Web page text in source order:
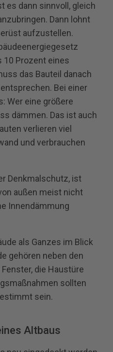
es dann sinnvoll, gleich
Dann lohnt
aufzustellen.
10 Prozent eines
das Bauteil danach
Bei einer
Wer eine größere
dämmen. Das ist auch
verlieren viel
und verbrauchen
Denkmalschutz, ist
außen meist nicht
Innendämmung
als Ganzes im Blick
gehören neben den
die Haustüre
sollten
sein.
Altbaus